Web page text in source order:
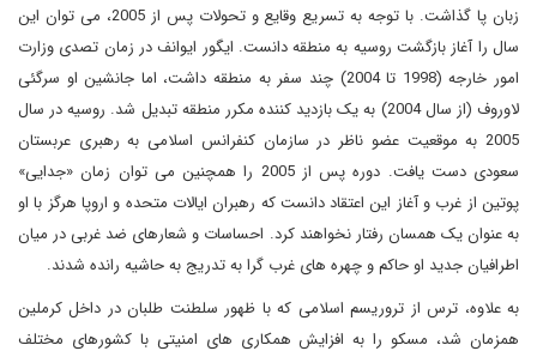
زبان پا گذاشت. با توجه به تسریع وقایع و تحولات پس از 2005، می توان این
سال را آغاز بازگشت روسیه به منطقه دانست. ایگور ایوانف در زمان تصدی وزارت
امور خارجه (1998 تا 2004) چند سفر به منطقه داشت، اما جانشین او سرگئی
لاوروف (از سال 2004) به یک بازدید کننده مکرر منطقه تبدیل شد. روسیه در سال
2005 به موقعیت عضو ناظر در سازمان کنفرانس اسلامی به رهبری عربستان
سعودی دست یافت. دوره پس از 2005 را همچنین می توان زمان «جدایی»
پوتین از غرب و آغاز این اعتقاد دانست که رهبران ایالات متحده و اروپا هرگز با او
به عنوان یک همسان رفتار نخواهند کرد. احساسات و شعارهای ضد غربی در میان
اطرافیان جدید او حاکم و چهره های غرب گرا به تدریج به حاشیه رانده شدند.
به علاوه، ترس از تروریسم اسلامی که با ظهور سلطنت طلبان در داخل کرملین
همزمان شد، مسکو را به افزایش همکاری های امنیتی با کشورهای مختلف